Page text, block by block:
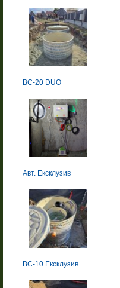
BC-20 DUO
Авт. Ексклузив
BC-10 Ексклузив